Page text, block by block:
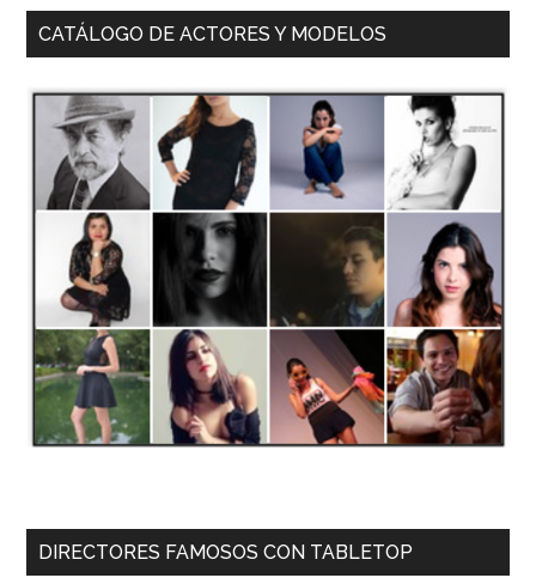
CATÁLOGO DE ACTORES Y MODELOS
DIRECTORES FAMOSOS CON TABLETOP